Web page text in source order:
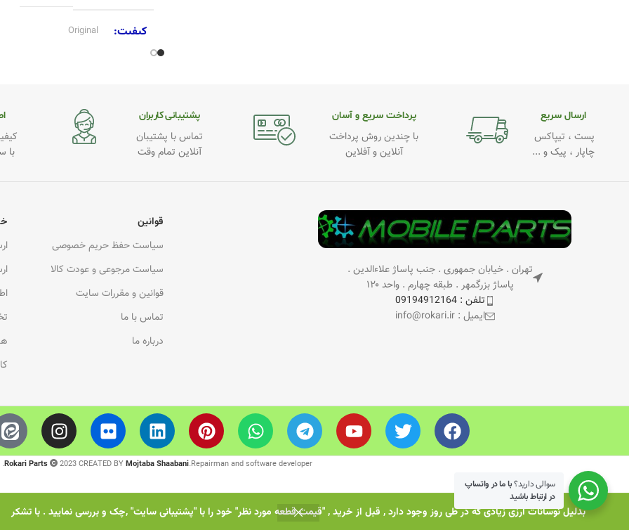
بدلیل نوسانات ارزی زیادی که در طی روز وجود دارد , قبل از خرید , "قیمت قطعه مورد نظر" خود را با "پشتیبانی سایت" ,چک و بررسی نمایید . با تشکر
کیفیت Original
ارسال سریع
پست ، تیپاکس
چاپار ، پیک و ...
پرداخت سریع و آسان
با چندین روش پرداخت
آنلاین و آفلاین
پشتیبانی کاربران
تماس با پشتیبان
آنلاین تمام وقت
با
تهران . خیابان جمهوری . جنب پاساژ علاءالدین .
پاساژ بزرگمهر . طبقه چهارم . واحد ۱۲۰
تلفن : 09194912164
ایمیل : info@rokari.ir
قوانین
سیاست حفظ حریم خصوصی
سیاست مرجوعی و عودت کالا
قوانین و مقررات سایت
تماس با ما
درباره ما
Rokari Parts 2023 CREATED BYMojtaba Shaabani.Repairman and software developer.
سوالی دارید؟با ما در واتساپ
در ارتباط باشید